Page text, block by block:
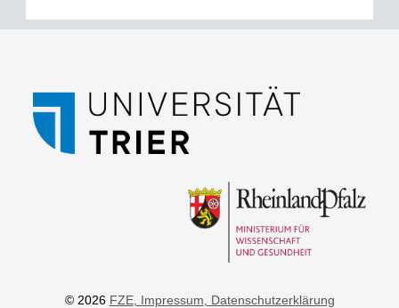
© 2026 FZE, Impressum , Datenschutzerklärung